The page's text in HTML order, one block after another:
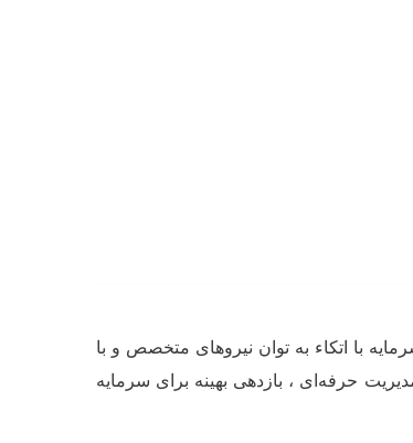
میلیارد ریال فعالیت خود را در بازار سرمایه با اتکاء به توان نیروهای متخصص و با
حرفه‌ای ، بازدهی بهینه برای سرمایه